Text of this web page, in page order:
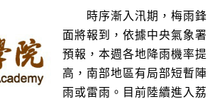
時序漸入汛期，梅雨鋒
面將報到，依據中央氣象署
預報，本週各地降雨機率提
高，南部地區有局部短暫陣
雨或雷雨。目前陸續進入荔